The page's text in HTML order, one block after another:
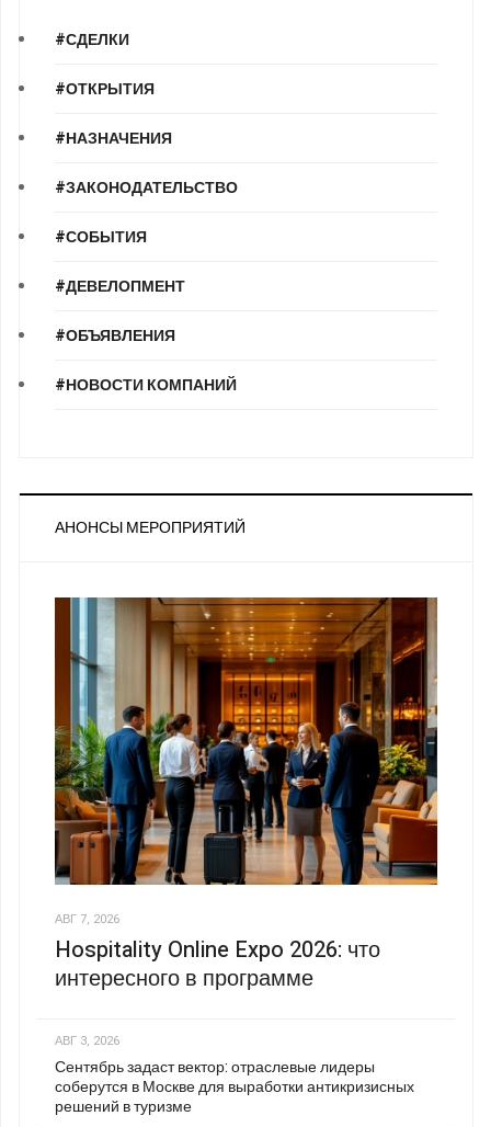
#СДЕЛКИ
#ОТКРЫТИЯ
#НАЗНАЧЕНИЯ
#ЗАКОНОДАТЕЛЬСТВО
#СОБЫТИЯ
#ДЕВЕЛОПМЕНТ
#ОБЪЯВЛЕНИЯ
#НОВОСТИ КОМПАНИЙ
АНОНСЫ МЕРОПРИЯТИЙ
АВГ 7, 2026
Hospitality Online Expo 2026: что
интересного в программе
АВГ 3, 2026
Сентябрь задаст вектор: отраслевые лидеры
соберутся в Москве для выработки антикризисных
решений в туризме